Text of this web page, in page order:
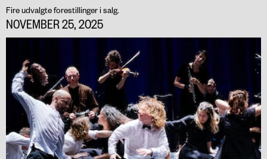
Fire udvalgte forestillinger i salg.
NOVEMBER 25, 2025